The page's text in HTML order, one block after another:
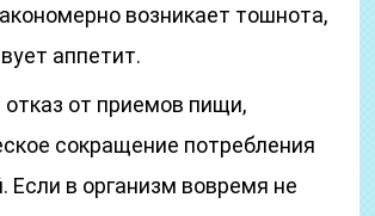
возникает тошнота,
аппетит.
от приемов пищи,
сокращение потребления
Если в организм вовремя не